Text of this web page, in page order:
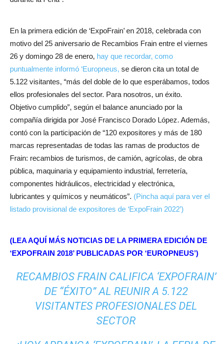
En la primera edición de ‘ExpoFrain’ en 2018, celebrada con
motivo del 25 aniversario de Recambios Frain entre el viernes
26 y domingo 28 de enero, hay que recordar, como
puntualmente informó ‘Europneus, se dieron cita un total de
5.122 visitantes, “más del doble de lo que esperábamos, todos
ellos profesionales del sector. Para nosotros, un éxito.
Objetivo cumplido”, según el balance anunciado por la
compañía dirigida por José Francisco Dorado López. Además,
contó con la participación de “120 expositores y más de 180
marcas representadas de todas las ramas de productos de
Frain: recambios de turismos, de camión, agrícolas, de obra
pública, maquinaria y equipamiento industrial, ferretería,
componentes hidráulicos, electricidad y electrónica,
lubricantes y químicos y neumáticos”. (Pincha aquí para ver el
listado provisional de expositores de ‘ExpoFrain 2022’)
(LEA AQUÍ MÁS NOTICIAS DE LA PRIMERA EDICIÓN DE
‘EXPOFRAIN 2018’ PUBLICADAS POR ‘EUROPNEUS’)
RECAMBIOS FRAIN CALIFICA ‘EXPOFRAIN’
DE “ÉXITO” AL REUNIR A 5.122
VISITANTES PROFESIONALES DEL
SECTOR